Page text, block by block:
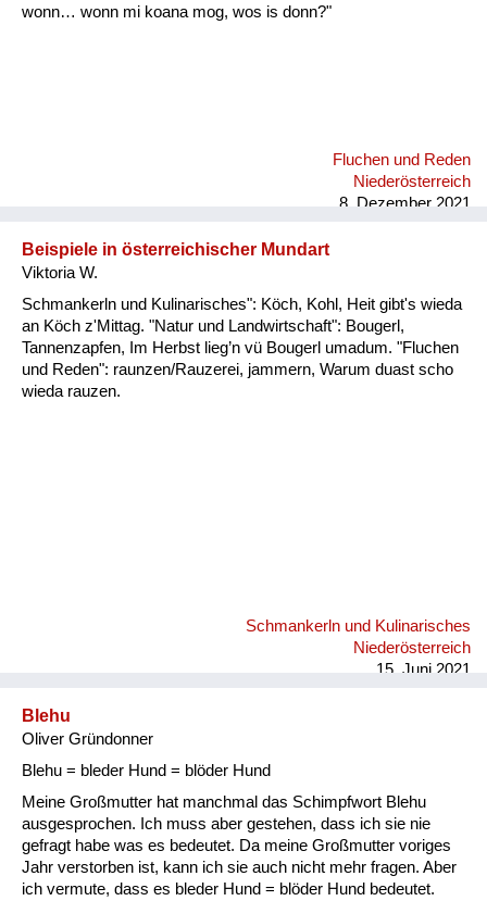
wonn… wonn mi koana mog, wos is donn?"
Fluchen und Reden
Niederösterreich
8. Dezember 2021
Beispiele in österreichischer Mundart
Viktoria W.
Schmankerln und Kulinarisches": Köch, Kohl, Heit gibt's wieda
an Köch z'Mittag. "Natur und Landwirtschaft": Bougerl,
Tannenzapfen, Im Herbst lieg’n vü Bougerl umadum. "Fluchen
und Reden": raunzen/Rauzerei, jammern, Warum duast scho
wieda rauzen.
Schmankerln und Kulinarisches
Niederösterreich
15. Juni 2021
Blehu
Oliver Gründonner
Blehu = bleder Hund = blöder Hund
Meine Großmutter hat manchmal das Schimpfwort Blehu
ausgesprochen. Ich muss aber gestehen, dass ich sie nie
gefragt habe was es bedeutet. Da meine Großmutter voriges
Jahr verstorben ist, kann ich sie auch nicht mehr fragen. Aber
ich vermute, dass es bleder Hund = blöder Hund bedeutet.